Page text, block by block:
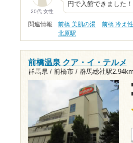
20代 女性
円で入館できました
関連情報 前橋 美肌の湯 前橋 冷え性
北原駅
前橋温泉 クア・イ・テルメ
群馬県 / 前橋市 / 群馬総社駅2.94km